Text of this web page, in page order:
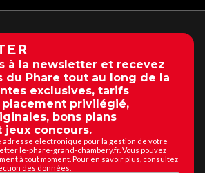
à la newsletter et recevez
du Phare tout au long de la
exclusives, tarifs
privilégié,
bons plans
jeux concours.
adresse électronique pour la gestion de votre
le-phare-grand-chambery.fr. Vous pouvez
à tout moment. Pour en savoir plus, consultez
des données.